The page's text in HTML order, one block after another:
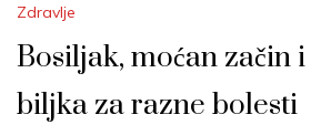
Zdravlje
Bosiljak, moćan začin
biljka za razne bolesti